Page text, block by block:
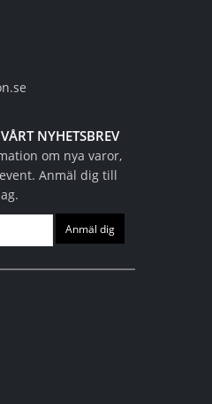
NYHETSBREV
om nya varor,
Anmäl dig till